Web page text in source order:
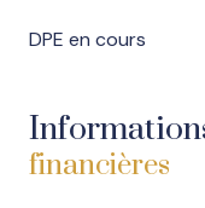
DPE en cours
financières